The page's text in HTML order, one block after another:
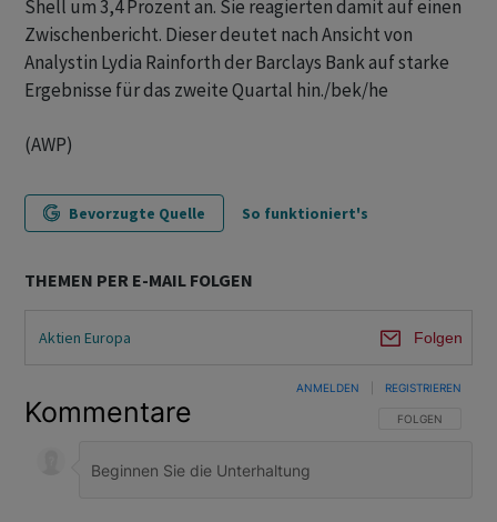
Shell um 3,4 Prozent an. Sie reagierten damit auf einen
Zwischenbericht. Dieser deutet nach Ansicht von
Analystin Lydia Rainforth der Barclays Bank auf starke
Ergebnisse für das zweite Quartal hin./bek/he
(AWP)
Bevorzugte Quelle So funktioniert's
THEMEN PER E-MAIL FOLGEN
Aktien Europa Folgen
Kommentare FOLGE DIESER
FOLGEN
ANMELDEN REGISTRIEREN